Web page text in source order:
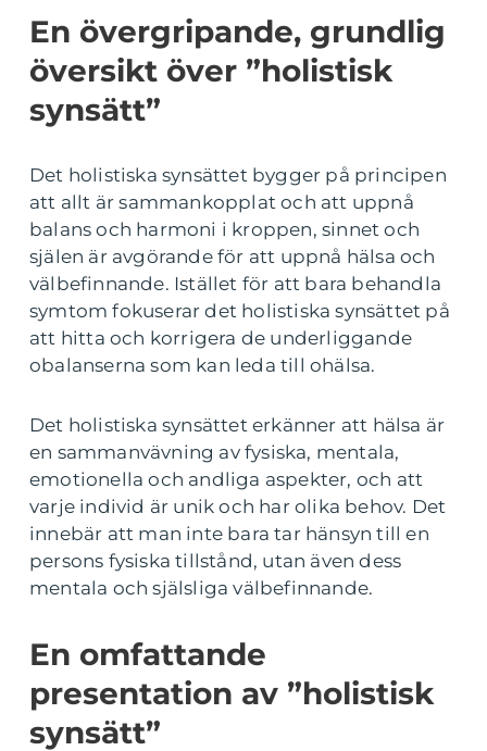
En övergripande, grundlig
översikt över ”holistisk
synsätt”
Det holistiska synsättet bygger på principen
att allt är sammankopplat och att uppnå
balans och harmoni i kroppen, sinnet och
själen är avgörande för att uppnå hälsa och
välbefinnande. Istället för att bara behandla
symtom fokuserar det holistiska synsättet på
att hitta och korrigera de underliggande
obalanserna som kan leda till ohälsa.
Det holistiska synsättet erkänner att hälsa är
en sammanvävning av fysiska, mentala,
emotionella och andliga aspekter, och att
varje individ är unik och har olika behov. Det
innebär att man inte bara tar hänsyn till en
persons fysiska tillstånd, utan även dess
mentala och själsliga välbefinnande.
En omfattande
presentation av ”holistisk
synsätt”